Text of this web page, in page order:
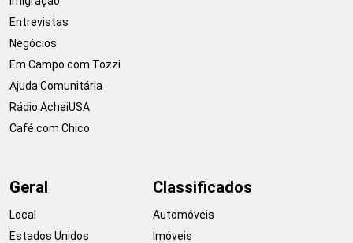
Entrevistas
Negócios
Em Campo com Tozzi
Ajuda Comunitária
Rádio AcheiUSA
Café com Chico
Geral
Local
Estados Unidos
Classificados
Automóveis
Imóveis